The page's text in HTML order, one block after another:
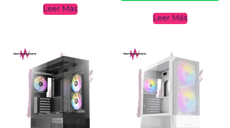
Leer Más
Leer Más